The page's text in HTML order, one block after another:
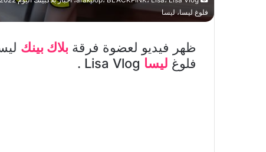
فلوغ ليسا، ليسا
ظهر فيديو لعضوة فرقة بلاك بينك
فلوغ ليسا